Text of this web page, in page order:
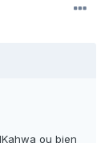
ou bien